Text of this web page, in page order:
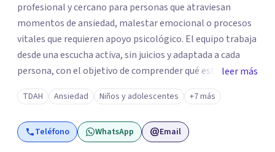
profesional y cercano para personas que atraviesan
momentos de ansiedad, malestar emocional o procesos
vitales que requieren apoyo psicológico. El equipo trabaja
desde una escucha activa, sin juicios y adaptada a cada
persona, con el objetivo de comprender qué está
ocurriendo y facilitar herramientas para avanzar con
mayor equilibrio y bienestar. La intervención se realiza en
un entorno confidencial y tranquilo, cuidando el ritmo y
las necesidades de cada proceso terapéutico. En Centro
leer más
TDAH Ansiedad Niños y adolescentes +7 más
Teléfono WhatsApp Email